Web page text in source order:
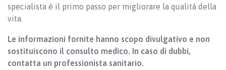
specialista è il primo passo per migliorare la qualità della
vita.
Le informazioni fornite hanno scopo divulgativo e non
sostituiscono il consulto medico. In caso di dubbi,
contatta un professionista sanitario.